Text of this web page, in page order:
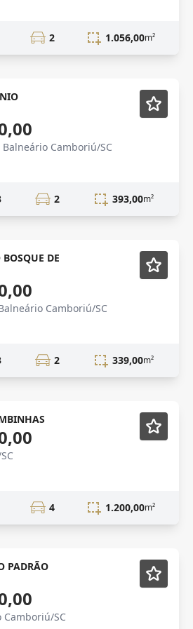
2 1.056,00m²
Lançamento
Camboriú/SC
2 393,00m²
DE
Camboriú/SC
2 339,00m²
Mobiliado
4 1.200,00m²
Mobiliado
PADRÃO
SC